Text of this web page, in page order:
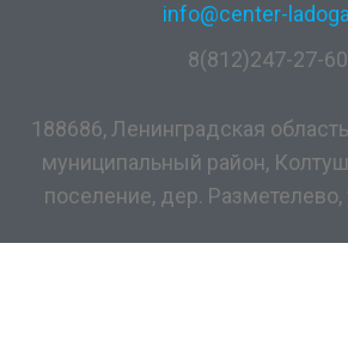
info@center-
8(812)247-27-60
188686, Ленинградская
муниципальный район,
поселение, дер.